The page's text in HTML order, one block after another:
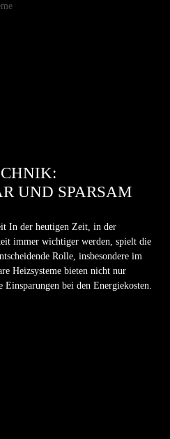
UND SPARSAM
In der heutigen Zeit, in der
immer wichtiger werden, spielt die
Rolle, insbesondere im
Heizsysteme bieten nicht nur
bei den Energiekosten.